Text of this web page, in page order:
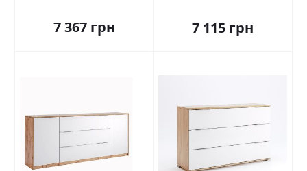
7 367 грн 7 115 грн